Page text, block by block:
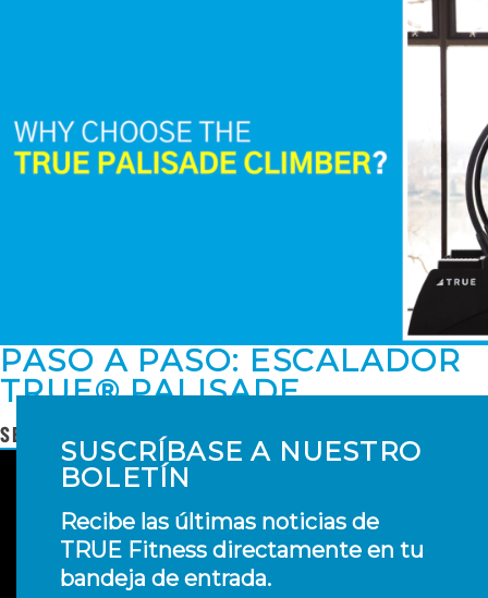
PASO A PASO: ESCALADOR
TRUE® PALISADE
SEGUIR LEYENDO
SUSCRÍBASE A NUESTRO
BOLETÍN
Recibe las últimas noticias de
TRUE Fitness directamente en tu
bandeja de entrada.